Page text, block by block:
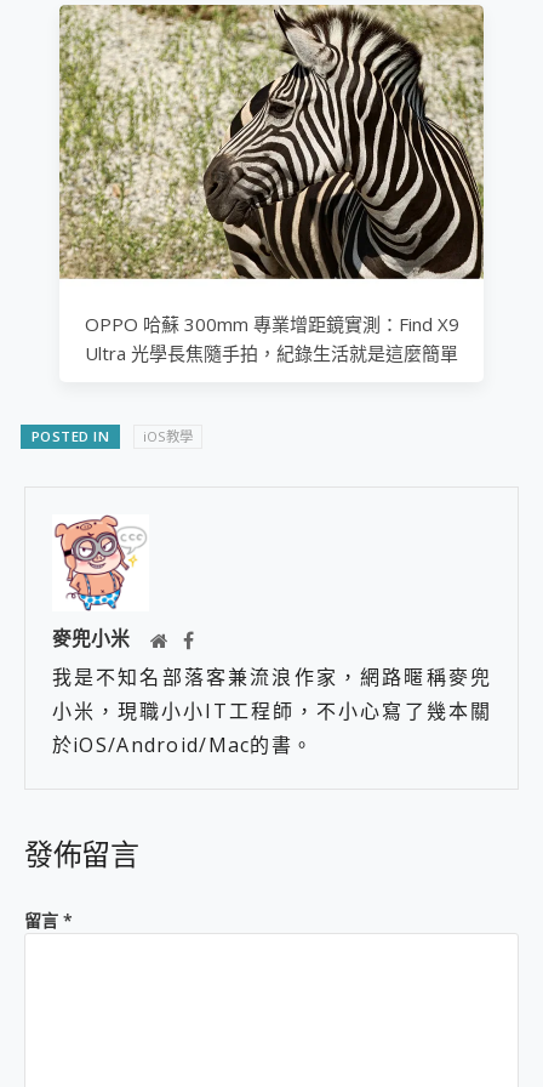
OPPO 哈蘇 300mm 專業增距鏡實測：Find X9
Ultra 光學長焦隨手拍，紀錄生活就是這麼簡單
POSTED IN iOS教學
麥兜小米
我是不知名部落客兼流浪作家，網路暱稱麥兜
小米，現職小小IT工程師，不小心寫了幾本關
於iOS/Android/Mac的書。
發佈留言
留言 *